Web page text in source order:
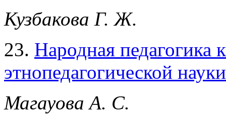
Кузбакова Г. Ж.
23. Народная педагогика
этнопедагогической науки
Магауова А. С.